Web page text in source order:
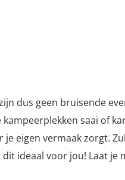
dus geen bruisende
saai of
eigen vermaak zorgt.
ideaal voor jou! Laat je